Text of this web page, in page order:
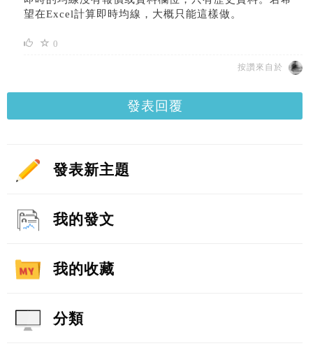
望在Excel計算即時均線，大概只能這樣做。
0
按讚來自於
發表回覆
發表新主題
我的發文
我的收藏
分類